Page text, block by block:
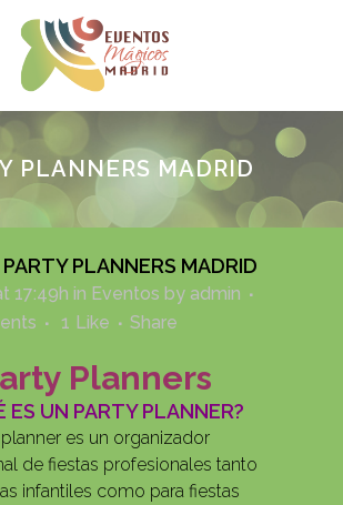
PLANNERS MADRID
PARTY PLANNERS MADRID
17:49h in Eventos by admin
1 Like Share
Planners
ES UN PARTY PLANNER?
es un organizador
de fiestas profesionales tanto
infantiles como para fiestas